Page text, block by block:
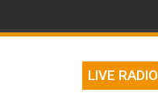
LIVE RADIO